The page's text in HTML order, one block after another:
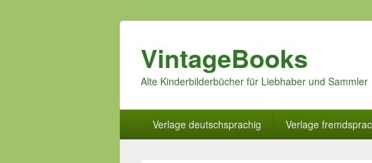
VintageBooks
Alte Kinderbilderbücher für Liebhaber und Sammler
Verlage deutschsprachig Verlage